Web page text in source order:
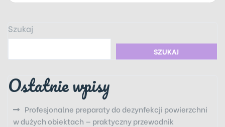
Szukaj
SZUKAJ
Ostatnie wpisy
Profesjonalne preparaty do dezynfekcji powierzchni
w dużych obiektach — praktyczny przewodnik